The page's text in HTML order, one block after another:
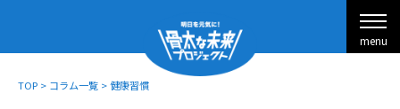
menu
TOP > コラム一覧 >健康習慣